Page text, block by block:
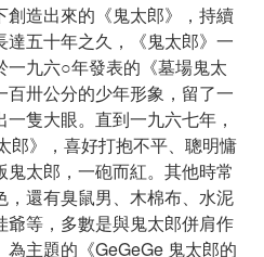
造出來的《鬼太郎》，持續
五十年之久，《鬼太郎》一
九六○年發表的《墓場鬼太
卅公分的少年形象，留了一
隻大眼。直到一九六七年，
郎》，喜好打抱不平、聰明慵
太郎，一砲而紅。其他時常
，還有臭鼠男、木棉布、水泥
等，多數是與鬼太郎併肩作
主題的《GeGeGe 鬼太郎的